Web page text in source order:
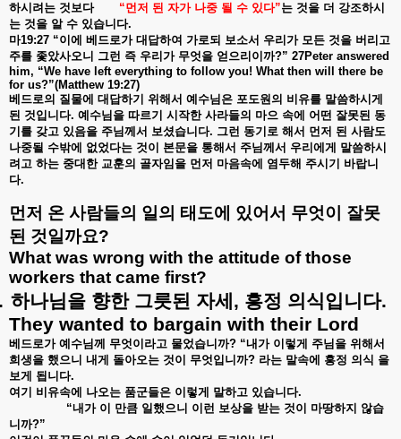
하시려는 것보다 “먼저 된 자가 나중 될 수 있다”는 것을 더 강조하시
는 것을 알 수 있습니다.
마19:27 “이에 베드로가 대답하여 가로되 보소서 우리가 모든 것을 버리고
주를 좇았사오니 그런 즉 우리가 무엇을 얻으리이까?” 27Peter answered
him, “We have left everything to follow you! What then will there be
for us?”(Matthew 19:27)
베드로의 질물에 대답하기 위해서 예수님은 포도원의 비유를 말씀하시게
된 것입니다. 예수님을 따르기 시작한 사라들의 마으 속에 어떤 잘못된 동
기를 갖고 있음을 주님께서 보셨습니다. 그런 동기로 해서 먼저 된 사람도
나중될 수밖에 없었다는 것이 본문을 통해서 주님께서 우리에게 말씀하시
려고 하는 중대한 교훈의 골자임을 먼저 마음속에 염두해 주시기
바랍니
다.
먼저 온 사람들의 일의 태도에 있어서 무엇이
잘못
된 것일까요?
What was wrong with the attitude of those
workers that came first?
하나님을 향한 그릇된 자세 , 흥정 의식입니다.
They wanted to bargain with their Lord
베드로가 예수님께 무엇이라고 물었습니까? “내가 이렇게 주님을 위해서
희생을 했으니 내게 돌아오는 것이 무엇입니까? 라는 말속에 흥정 의식 을
보게 됩니다.
여기
비유속에 나오는 품군들은 이렇게 말하고 있습니다.
“내가 이 만큼 일했으니 이런 보상을 받는 것이 마땅하지 않습
니까?”